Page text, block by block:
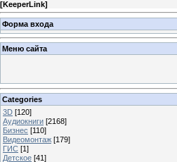
[KeeperLink]
Форма входа
Меню сайта
Categories
3D [120]
Аудиокниги [2168]
Бизнес [110]
Видеомонтаж [179]
ГИС [1]
Детское [41]